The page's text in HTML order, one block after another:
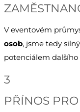
V eventovém
osob, jsme tedy
potenciálem dalšího
3
PŘÍNOS PRO